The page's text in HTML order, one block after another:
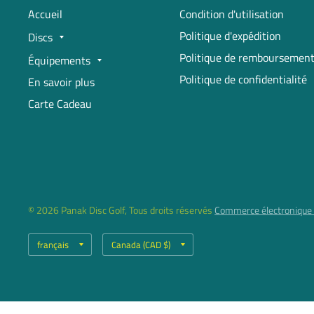
Accueil
Discs
Équipements
En savoir plus
Carte Cadeau
Condition d'utilisation
Politique d'expédition
Politique de remboursement
Politique de confidentialité
© 2026 Panak Disc Golf, Tous droits réservés Commerce
Mettre
à
pays/la
Mettre
à
pays/la